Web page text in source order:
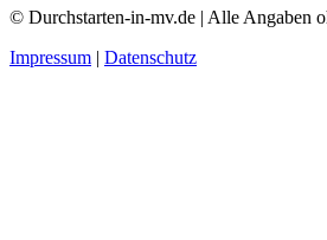
© Durchstarten-in-mv.de | Alle Angaben
Impressum | Datenschutz